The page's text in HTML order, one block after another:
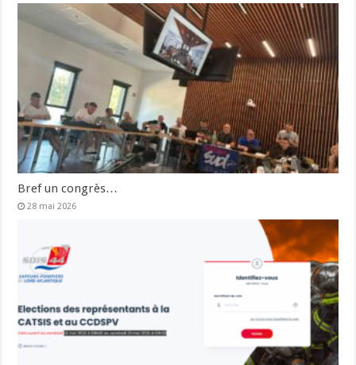
Bref un congrès…
28 mai 2026